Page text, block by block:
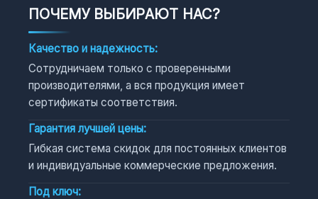
ПОЧЕМУ ВЫБИРАЮТ НАС?
Качество и надежность:
Сотрудничаем только с проверенными
производителями, а вся продукция имеет
сертификаты соответствия.
Гарантия лучшей цены:
Гибкая система скидок для постоянных клиентов
и индивидуальные коммерческие предложения.
Под ключ: